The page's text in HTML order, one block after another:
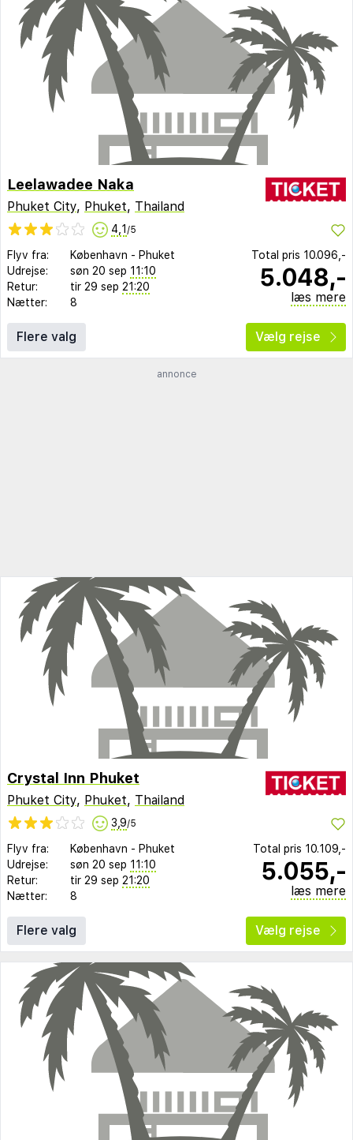
Leelawadee Naka
Phuket City, Phuket, Thailand
4,1 /5
Flyv fra: København - Phuket
Udrejse:
søn 20 sep 11:10
Retur:
tir 29 sep 21:20
Nætter:
8
Total pris 10.096,-
5.048,-
læs mere
Flere valg Vælg rejse
annonce
Crystal Inn Phuket
Phuket City, Phuket, Thailand
3,9/5
Flyv fra: København - Phuket
Udrejse:
søn 20 sep 11:10
Retur:
tir 29 sep 21:20
Nætter:
8
Total pris 10.109,-
5.055,-
læs mere
Flere valg Vælg rejse